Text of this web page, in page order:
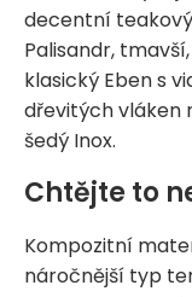
decentní
Palisandr,
klasický Eben s
dřevitých vláken
šedý Inox.
Chtějte to
Kompozitní
náročnější typ